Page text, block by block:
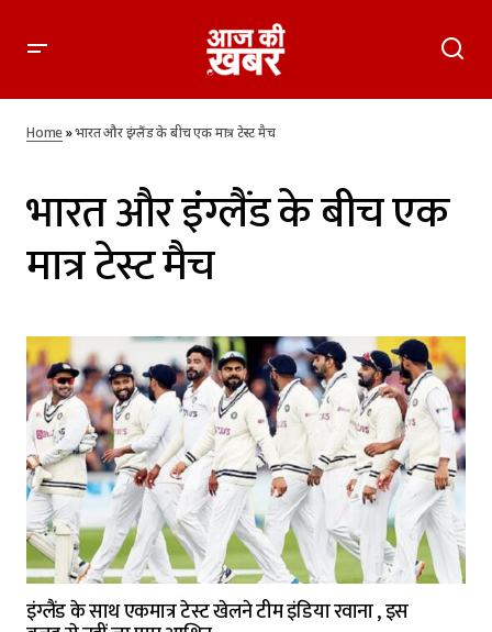
Home»भारत और इंग्लैंड के बीच एक मात्र टेस्ट मैच
भारत और इंग्लैंड के बीच एक
मात्र टेस्ट मैच
इंग्लैंड के साथ एकमात्र टेस्ट खेलने टीम इंडिया रवाना , इस